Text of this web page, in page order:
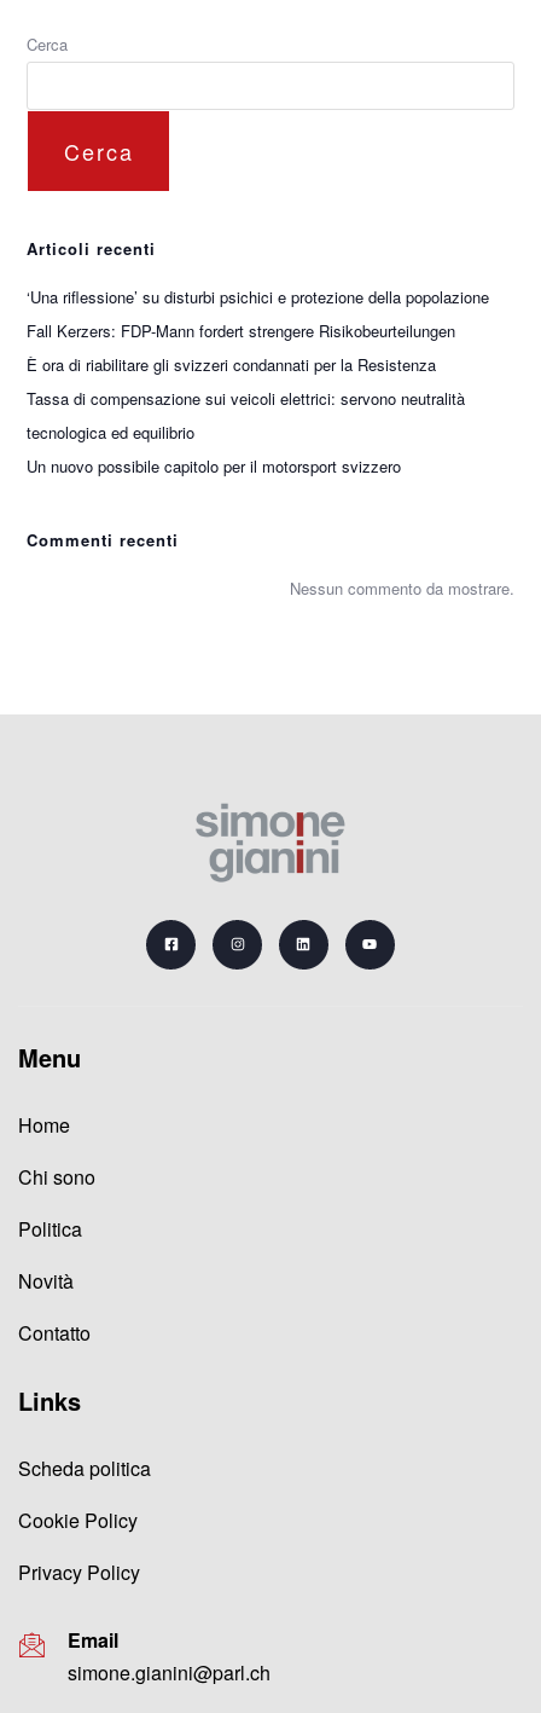
Cerca
Cerca
Articoli recenti
‘Una riflessione’ su disturbi psichici e protezione della popolazione
Fall Kerzers: FDP-Mann fordert strengere Risikobeurteilungen
È ora di riabilitare gli svizzeri condannati per la Resistenza
Tassa di compensazione sui veicoli elettrici: servono neutralità
tecnologica ed equilibrio
Un nuovo possibile capitolo per il motorsport svizzero
Commenti recenti
Nessun commento da mostrare.
Menu
Home
Chi sono
Politica
Novità
Contatto
Links
Scheda politica
Cookie Policy
Privacy Policy
Email
simone.gianini@parl.ch